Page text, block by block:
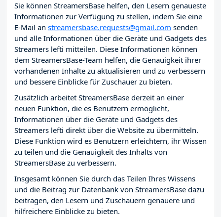
Sie können StreamersBase helfen, den Lesern genaueste
Informationen zur Verfügung zu stellen, indem Sie eine
E-Mail an streamersbase.requests@gmail.com senden
und alle Informationen über die Geräte und Gadgets des
Streamers lefti mitteilen. Diese Informationen können
dem StreamersBase-Team helfen, die Genauigkeit ihrer
vorhandenen Inhalte zu aktualisieren und zu verbessern
und bessere Einblicke für Zuschauer zu bieten.
Zusätzlich arbeitet StreamersBase derzeit an einer
neuen Funktion, die es Benutzern ermöglicht,
Informationen über die Geräte und Gadgets des
Streamers lefti direkt über die Website zu übermitteln.
Diese Funktion wird es Benutzern erleichtern, ihr Wissen
zu teilen und die Genauigkeit des Inhalts von
StreamersBase zu verbessern.
Insgesamt können Sie durch das Teilen Ihres Wissens
und die Beitrag zur Datenbank von StreamersBase dazu
beitragen, den Lesern und Zuschauern genauere und
hilfreichere Einblicke zu bieten.